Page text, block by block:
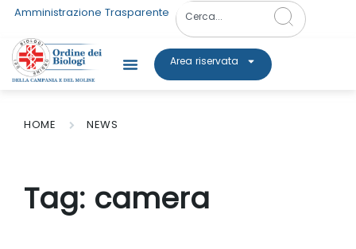
Amministrazione Trasparente
Area riservata
HOME NEWS
Tag: camera